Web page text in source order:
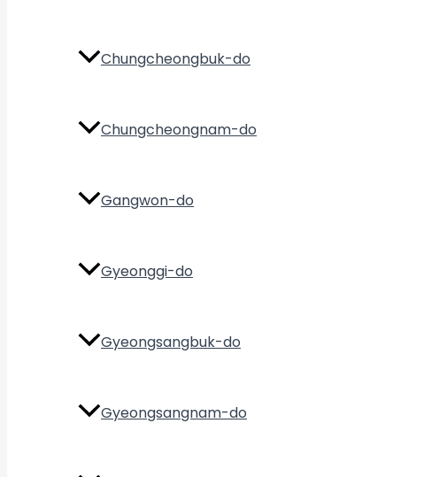
Chungcheongbuk-do
Chungcheongnam-do
Gangwon-do
Gyeonggi-do
Gyeongsangbuk-do
Gyeongsangnam-do